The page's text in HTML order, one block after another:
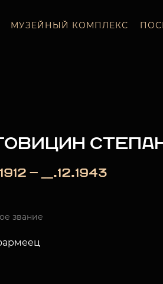
МУЗЕЙНЫЙ КОМПЛЕКС
— __.12.1943
звание